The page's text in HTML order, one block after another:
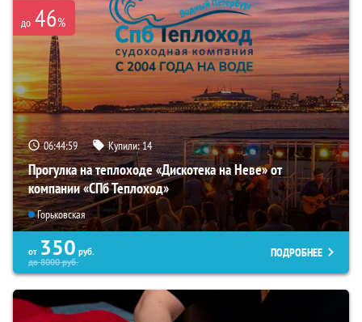
до 46%
06:44:57 Купили:14
Прогулка на теплоходе «Дискотека на Неве» от
компании «СПб Теплоход»
Горьковская
от 350 руб.
до8000руб.
ПОДРОБНЕЕ